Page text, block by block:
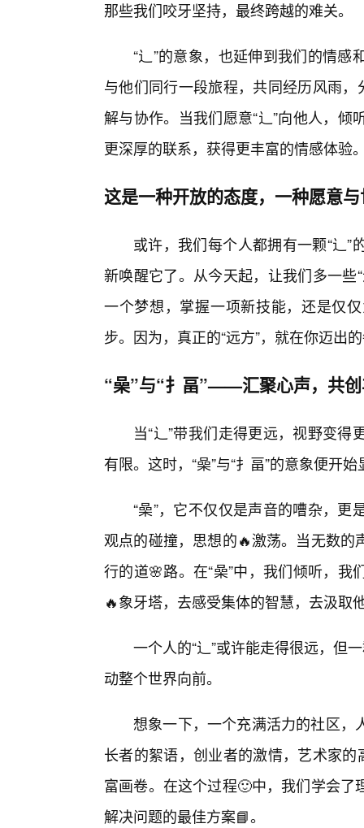
那些我们咬牙坚持，最终跨越的难关。
“辶”的意象，也延伸到我们的情
与他们同行一段旅程，共同经历风雨
解与协作。当我们愿意“辶”向他人，
更深厚的联系，获得更丰富的情感体验
这是一种开放的态度，一种愿意
或许，我们每个人都拥有一颗“辶
新唤醒它了。从今天起，让我们多一
一个梦想，掌握一项新技能，还是仅
步。因为，真正的“远方”，就在你迈出
“喿”与“扌畐”——汇聚心声，共
当“辶”带我们走得更远，视野变
有限。这时，“喿”与“扌畐”的意象便开
“喿”，它不仅仅是声音的嘈杂，
观点的碰撞，思想的🔥激荡。当无数
行的道🌸路。在“喿”中，我们倾听，
🔥象牙塔，去感受集体的智慧，去汲取
一个人的“辶”或许能走得很远，但
动整个世界向前。
想象一下，一个充满活力的社区，
长者的絮语，创业者的激情，艺术家
富画卷。在这个过程🙂中，我们学会
解决问题的最佳方案📘。